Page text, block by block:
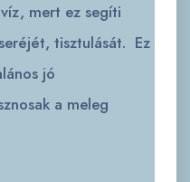
mert ez segíti
tisztulását. Ez
jó
a meleg